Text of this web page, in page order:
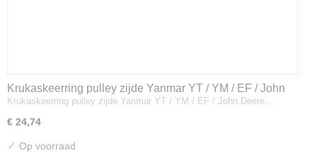
Krukaskeerring pulley zijde Yanmar YT / YM / EF / John
Deere - 119934-01800
Krukaskeerring pulley zijde Yanmar YT / YM / EF / John Deere…
€ 24,74
✓ Op voorraad